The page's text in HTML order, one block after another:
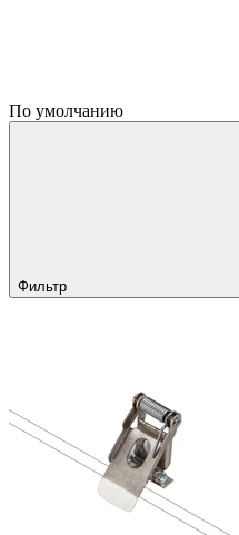
По умолчанию
Фильтр